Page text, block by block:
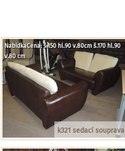
k321 sedací souprava
NabídkaCena: š.150 hl.90 v.80cm š.170 hl.90
v.80 cm